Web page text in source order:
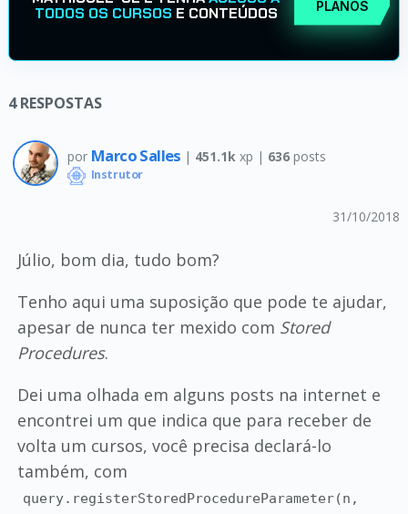
TODOS OS CURSOS E CONTEÚDOS
PLANOS
4RESPOSTAS
por Marco Salles | 451.1k xp | 636 posts
Instrutor
31/10/2018
Júlio, bom dia, tudo bom?
Tenho aqui uma suposição que pode te ajudar,
apesar de nunca ter mexido com Stored
Procedures.
Dei uma olhada em alguns posts na internet e
encontrei um que indica que para receber de
volta um cursos, você precisa declará-lo
também, com
query.registerStoredProcedureParameter(n,